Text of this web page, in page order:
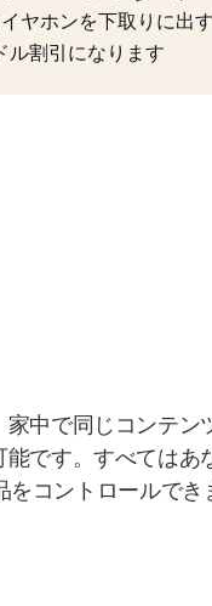
ヤホンを下取りに出
ル割引になります
中で同じコンテン
です。すべてはあ
コントロールでき